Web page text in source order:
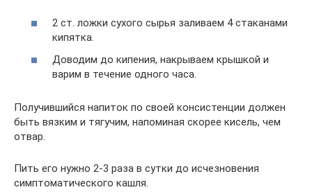
2 ст. ложки сухого сырья заливаем 4 стаканами
кипятка.
Доводим до кипения, накрываем крышкой и
варим в течение одного часа.
Получившийся напиток по своей консистенции должен
быть вязким и тягучим, напоминая скорее кисель, чем
отвар.
Пить его нужно 2-3 раза в сутки до исчезновения
симптоматического кашля.